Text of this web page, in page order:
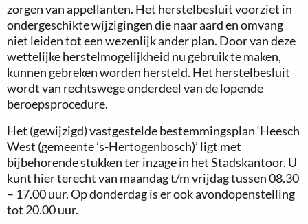
zorgen van appellanten. Het herstelbesluit voorziet in
ondergeschikte wijzigingen die naar aard en omvang
niet leiden tot een wezenlijk ander plan. Door van deze
wettelijke herstelmogelijkheid nu gebruik te maken,
kunnen gebreken worden hersteld. Het herstelbesluit
wordt van rechtswege onderdeel van de lopende
beroepsprocedure.
Het (gewijzigd) vastgestelde bestemmingsplan ‘Heesch
West (gemeente ’s-Hertogenbosch)’ ligt met
bijbehorende stukken ter inzage in het Stadskantoor. U
kunt hier terecht van maandag t/m vrijdag tussen 08.30
– 17.00 uur. Op donderdag is er ook avondopenstelling
tot 20.00 uur.